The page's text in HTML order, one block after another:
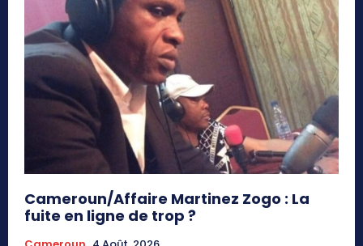
Cameroun/Affaire Martinez Zogo : La
fuite en ligne de trop ?